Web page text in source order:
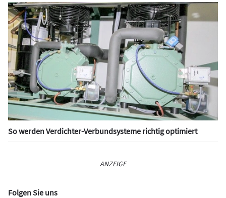
So werden Verdichter-Verbundsysteme richtig optimiert
ANZEIGE
Folgen Sie uns